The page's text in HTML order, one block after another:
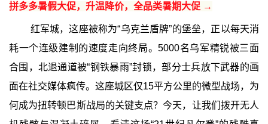
拼多多暑假大促，升温降价，全品类暑期大促 →
红军城，这座被称为“乌克兰盾牌”的堡垒，正以每天消
耗一个连级建制的速度走向终局。5000名乌军精锐被三面
合围，北退通道被“钢铁暴雨”封锁，部分士兵放下武器的画
面在社交媒体疯传。这座城区仅15平方公里的微型战场，为
何成为扭转顿巴斯战局的关键支点？今天，让我们拨开无人